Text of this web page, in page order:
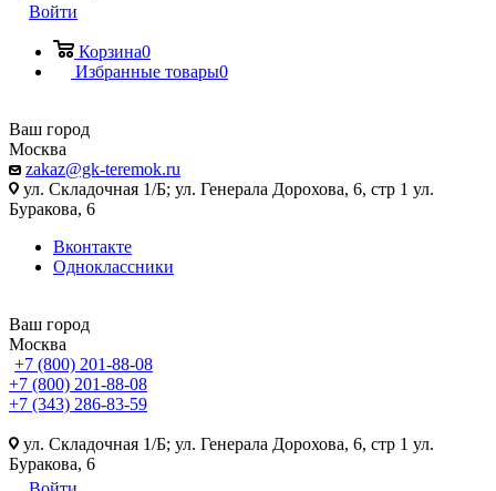
Войти
Корзина0
Избранные товары0
Ваш город
Москва
zakaz@gk-teremok.ru
ул. Складочная 1/Б; ул. Генерала Дорохова, 6, стр 1 ул.
Буракова, 6
Вконтакте
Одноклассники
Ваш город
Москва
+7 (800) 201-88-08
+7 (800) 201-88-08
+7 (343) 286-83-59
ул. Складочная 1/Б; ул. Генерала Дорохова, 6, стр 1 ул.
Буракова, 6